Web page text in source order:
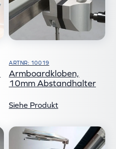
ARTNR: 10019
Armboardkloben,
10mm Abstandhalter
Siehe Produkt